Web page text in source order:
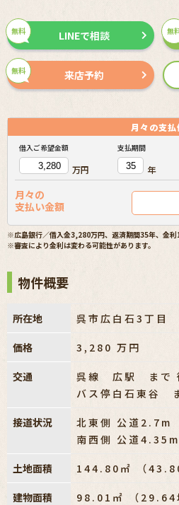
無
無料 LINEで相談
無料 来店予約
月々の支払
借入ご希望金額
万円
支払期間
年
月々の
支払い金額
※広島銀行／借入金3,280万円、返済期間35年、金
※審査により金利は変わる可能性があります。
物件概要
所在地 呉市広白石3丁目
価格 3,280 万円
交通
呉線 広駅 まで
バス停白石東谷
接道状況
北東側 公道2.7m
南西側 公道4.35m
土地面積 144.80㎡ （
建物面積 98.01㎡ （29.64